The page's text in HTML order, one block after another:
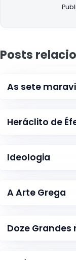
Posts
As sete
Heráclito de
Ideologia
A Arte Grega
Doze